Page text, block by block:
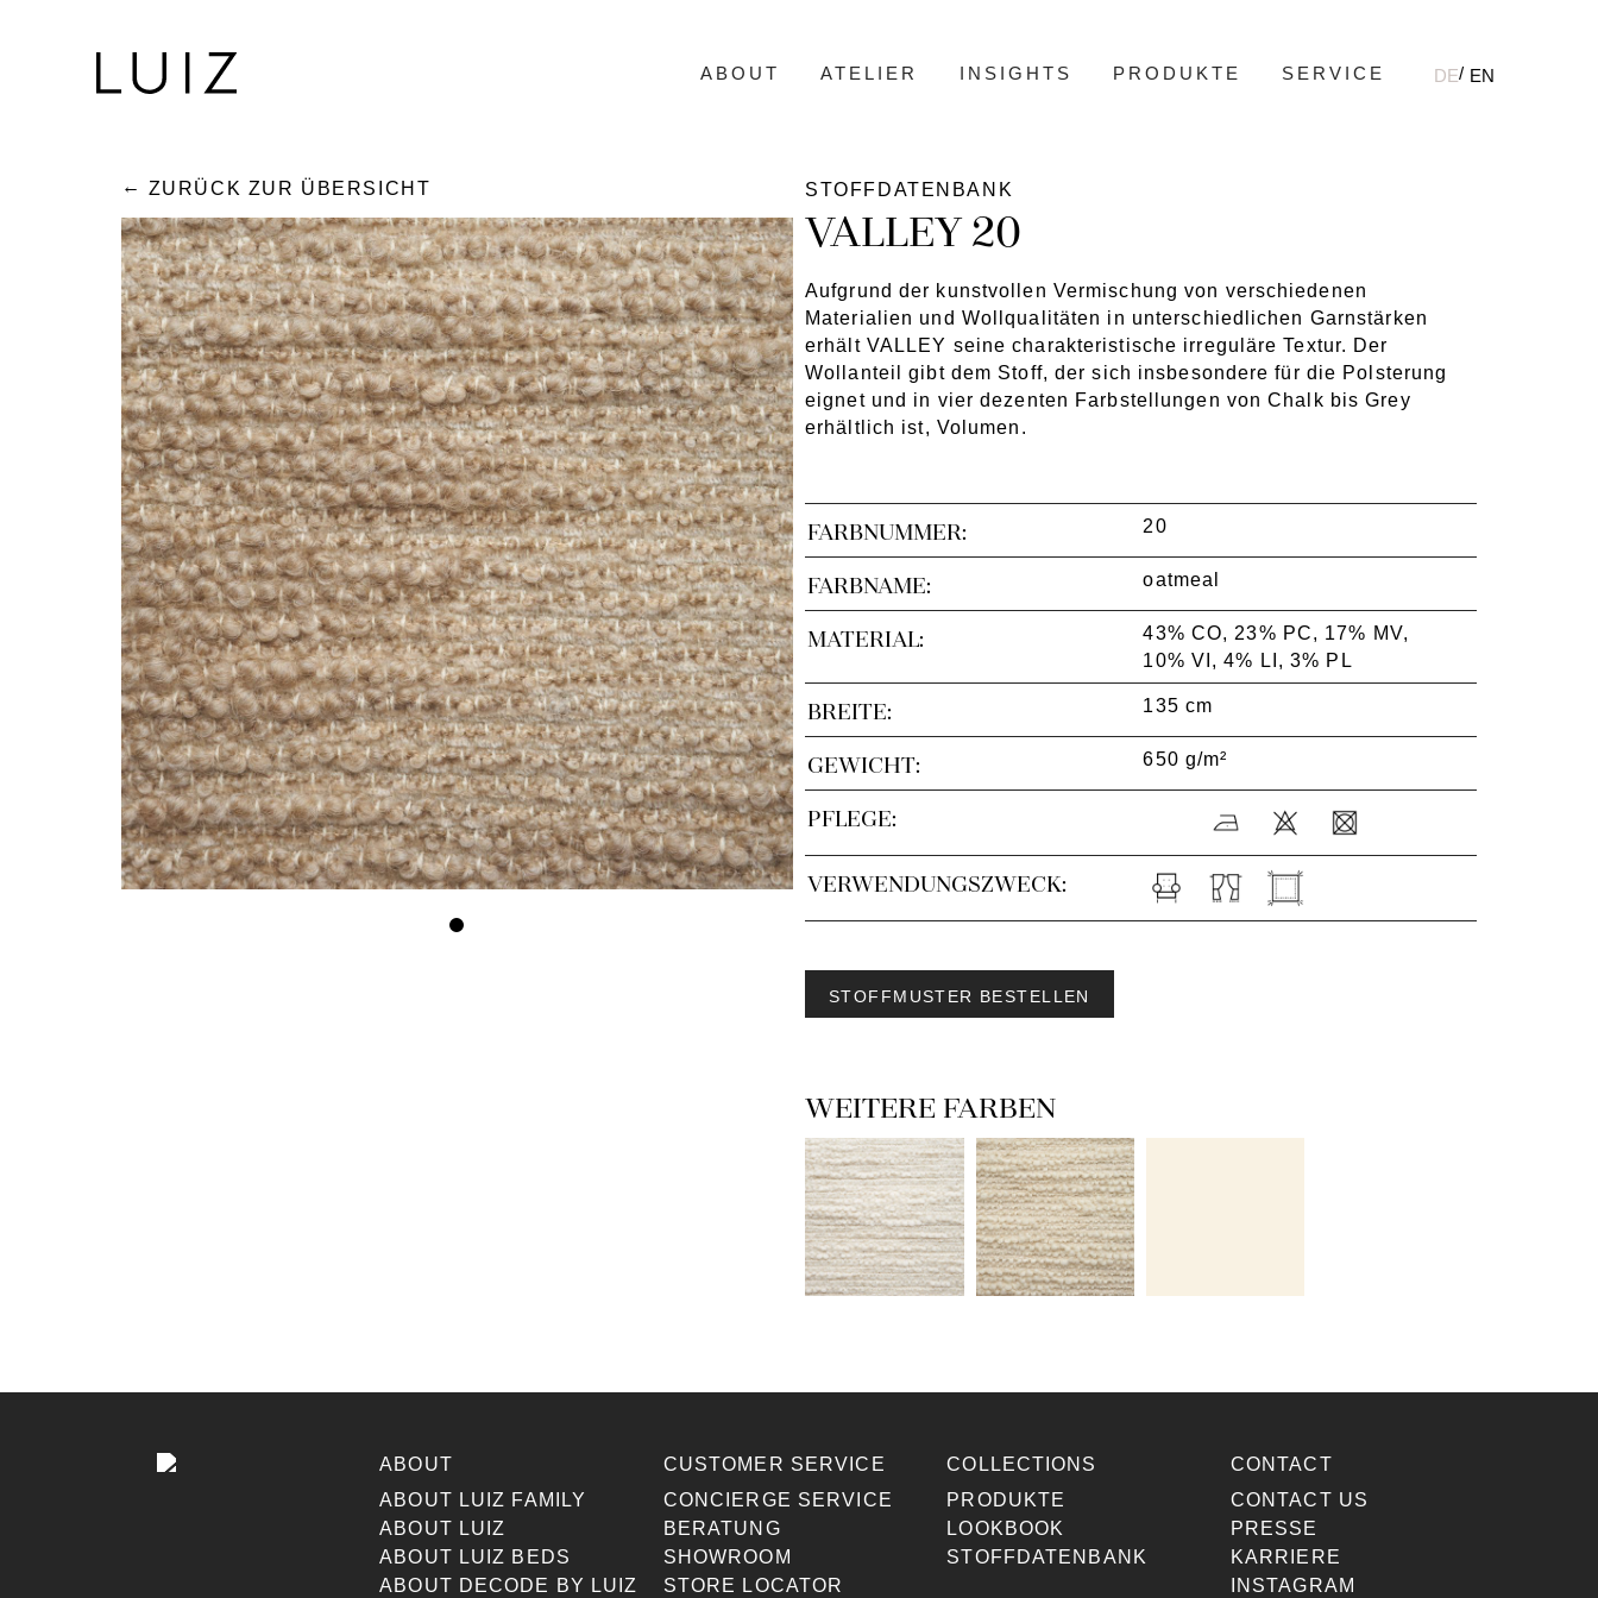
ABOUT ATELIER INSIGHTS PRODUKTE SERVICE DE EN
ZURÜCK ZUR ÜBERSICHT STOFFDATENBANK
VALLEY 20
Aufgrund der kunstvollen Vermischung von verschiedenen
Materialien und Wollqualitäten in unterschiedlichen Garnstärken
erhält VALLEY seine charakteristische irreguläre Textur. Der
Wollanteil gibt dem Stoff, der sich insbesondere für die Polsterung
eignet und in vier dezenten Farbstellungen von Chalk bis Grey
erhältlich ist, Volumen.
FARBNUMMER: 20
FARBNAME: oatmeal
MATERIAL:
43% CO, 23% PC, 17% MV,
10% VI, 4% LI, 3% PL
BREITE: 135 cm
GEWICHT: 650 g/m²
PFLEGE:
VERWENDUNGSZWECK:
STOFFMUSTER BESTELLEN
WEITERE FARBEN
ABOUT
ABOUT LUIZ FAMILY
ABOUT LUIZ
ABOUT LUIZ BEDS
ABOUT DECODE BY LUIZ
CUSTOMER SERVICE
CONCIERGE SERVICE
BERATUNG
SHOWROOM
STORE LOCATOR
COLLECTIONS
PRODUKTE
LOOKBOOK
STOFFDATENBANK
CONTACT
CONTACT US
PRESSE
KARRIERE
INSTAGRAM